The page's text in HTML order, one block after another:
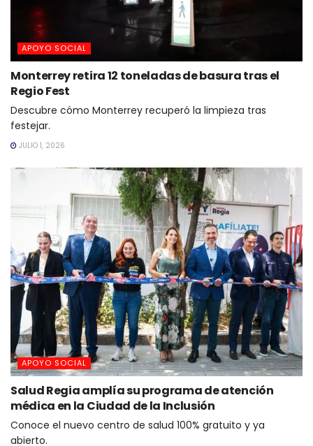
APOYO SOCIAL
Monterrey retira 12 toneladas de basura tras el
Regio Fest
Descubre cómo Monterrey recuperó la limpieza tras
festejar.
JULIO 1, 2026
APOYO SOCIAL
Salud Regia amplía su programa de atención
médica en la Ciudad de la Inclusión
Conoce el nuevo centro de salud 100% gratuito y ya
abierto.